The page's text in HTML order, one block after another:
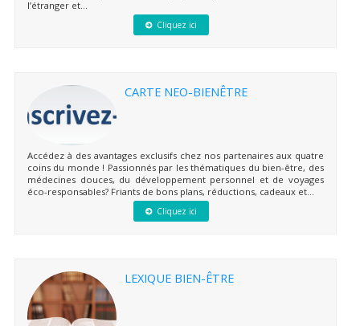
l’étranger et...
Cliquez ici
CARTE NEO-BIENÊTRE
Accédez à des avantages exclusifs chez nos partenaires aux quatre
coins du monde ! Passionnés par les thématiques du bien-être, des
médecines douces, du développement personnel et de voyages
éco-responsables? Friants de bons plans, réductions, cadeaux et...
Cliquez ici
LEXIQUE BIEN-ÊTRE